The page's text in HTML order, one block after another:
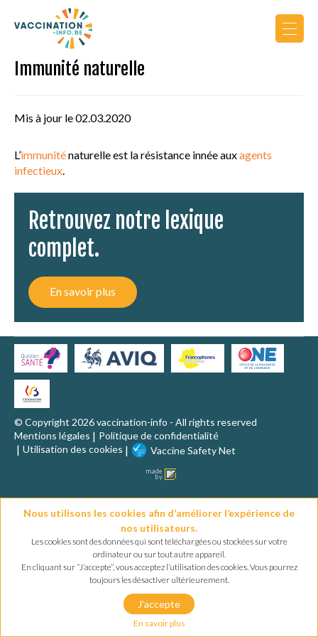
Actualités
AU COURS DE LA VIE
PRINCIPES DE VACCINATION
VACCINATION EN PRATIQUE
MALADIES ET VACCINS
AUTRES RESSOURCES
QUESTIONS FRÉQUENTES
Immunité naturelle
Mis à jour le 02.03.2020
L’immuniténaturelle est la résistance innée auxagents
infectieux.
Retrouvez notre lexique
complet.
En savoir plus
© Copyright 2026 vaccination-info - All rights reserved
Mentions légales
Politique de confidentialité
Utilisation des cookies
Vaccine Safety Net
Nous utilisons les cookies afin d’améliorer l’expérience de
nos utilisateurs.
Les cookies sont des données qui sont téléchargées ou stockées sur votre
ordinateur ou sur tout autre appareil.
En cliquant sur ”J’accepte”, vous acceptez l’utilisation des cookies. Vous pourrez
toujours les désactiver ultérieurement.
J'accepte
En savoir plus